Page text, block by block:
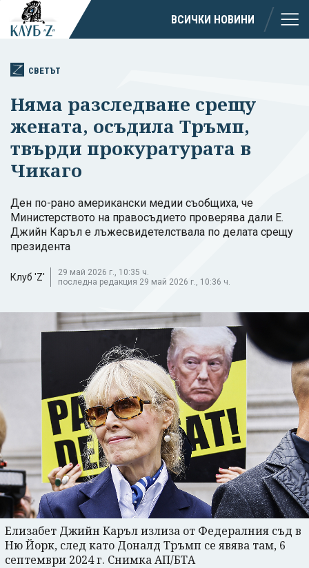
ВСИЧКИ НОВИНИ
СВЕТЪТ
Няма разследване срещу
жената, осъдила Тръмп,
твърди прокуратурата в
Чикаго
Ден по-рано американски медии съобщиха, че
Министерството на правосъдието проверява дали Е.
Джийн Каръл е лъжесвидетелствала по делата срещу
президента
Клуб 'Z'
29 май 2026 г., 10:35 ч.
последна редакция 29 май 2026 г., 10:36 ч.
Елизабет Джийн Каръл излиза от Федералния съд в
Ню Йорк, след като Доналд Тръмп се явява там, 6
септември 2024 г. Снимка АП/БТА